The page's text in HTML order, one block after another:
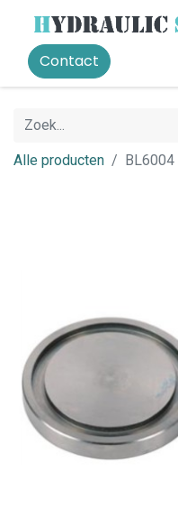
Contact
Alle producten BL6004